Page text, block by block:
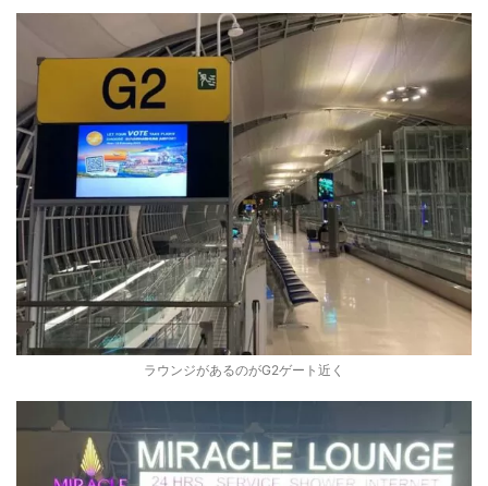
ラウンジがあるのがG2ゲート近く